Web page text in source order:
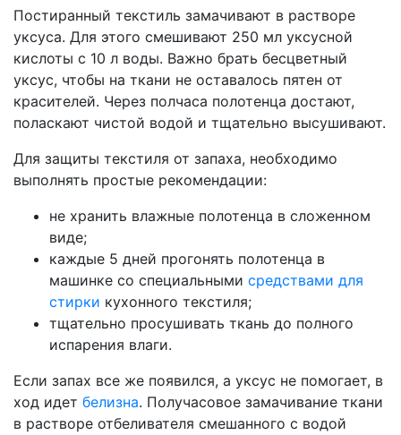
Постиранный текстиль замачивают в растворе
уксуса. Для этого смешивают 250 мл уксусной
кислоты с 10 л воды. Важно брать бесцветный
уксус, чтобы на ткани не оставалось пятен от
красителей. Через полчаса полотенца достают,
поласкают чистой водой и тщательно высушивают.
Для защиты текстиля от запаха, необходимо
выполнять простые рекомендации:
не хранить влажные полотенца в сложенном
виде;
каждые 5 дней прогонять полотенца в
машинке со специальными средствами для
стирки кухонного текстиля;
тщательно просушивать ткань до полного
испарения влаги.
Если запах все же появился, а уксус не помогает, в
ход идет белизна. Получасовое замачивание ткани
в растворе отбеливателя смешанного с водой